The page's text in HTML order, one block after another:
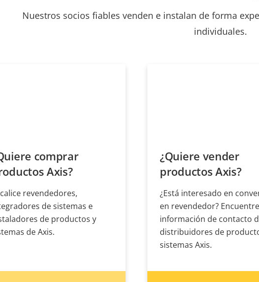
Nuestros socios fiables venden e instalan de forma
individuales.
comprar
Axis?
revendedores,
de sistemas e
de productos y
de Axis.
¿Quiere vender
productos Axis?
¿Está interesado en
en revendedor? Encuentre
información de contacto
distribuidores de
sistemas Axis.